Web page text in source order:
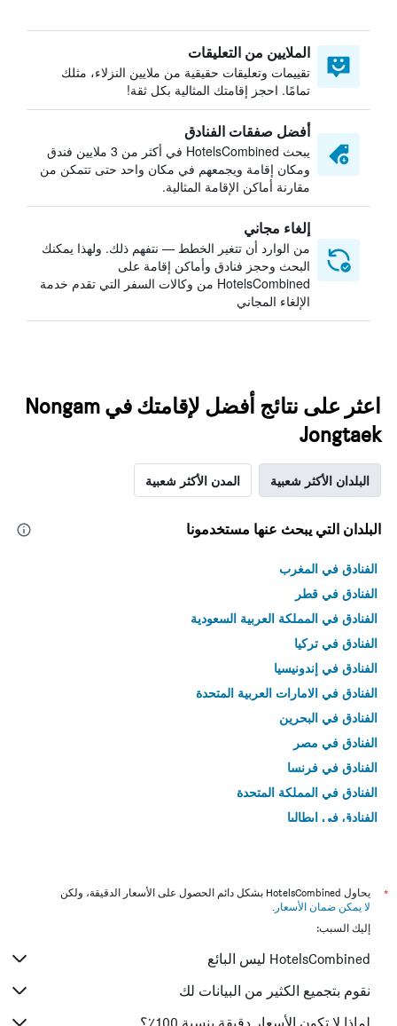
الملايين من التعليقات
تقييمات وتعليقات حقيقية من ملايين النزلاء، مثلك
تمامًا. احجز إقامتك المثالية بكل ثقة!
أفضل صفقات الفنادق
يبحث HotelsCombined في أكثر من 3 ملايين فندق
ومكان إقامة ويجمعهم في مكان واحد حتى تتمكن من
مقارنة أماكن الإقامة المثالية.
إلغاء مجاني
من الوارد أن تتغير الخطط — نتفهم ذلك. ولهذا يمكنك
البحث وحجز فنادق وأماكن إقامة على
HotelsCombined من وكالات السفر التي تقدم خدمة
الإلغاء المجاني
اعثر على نتائج أفضل لإقامتك في Nongam
Jongtaek
البلدان الأكثر شعبية المدن الأكثر شعبية
البلدان التي يبحث عنها مستخدمونا
الفنادق في المغرب
الفنادق في قطر
الفنادق في المملكة العربية السعودية
الفنادق في تركيا
الفنادق في إندونيسيا
الفنادق في الامارات العربية المتحدة
الفنادق في البحرين
الفنادق في مصر
الفنادق في فرنسا
الفنادق في المملكة المتحدة
الفنادق في إيطاليا
*
يحاول HotelsCombined بشكل دائم الحصول على الأسعار الدقيقة، ولكن
لا يمكن ضمان الأسعار .
إليك السبب:
HotelsCombined ليس البائع
نقوم بتجميع الكثير من البيانات لك
لماذا لا تكون الأسعار دقيقة بنسبة 100٪؟